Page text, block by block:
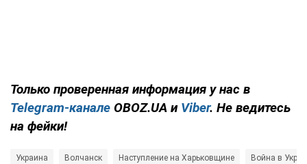
Только проверенная информация у нас в
Telegram-канале OBOZ.UA и Viber. Не ведитесь
на фейки!
Украина Волчанск Наступление на Харьковщине Война в